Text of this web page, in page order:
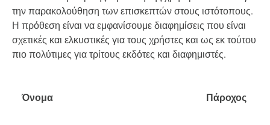
την παρακολούθηση των επισκεπτών στους ιστότοπους.
Η πρόθεση είναι να εμφανίσουμε διαφημίσεις που είναι
σχετικές και ελκυστικές για τους χρήστες και ως εκ τούτου
πιο πολύτιμες για τρίτους εκδότες και διαφημιστές.
Όνομα Πάροχος